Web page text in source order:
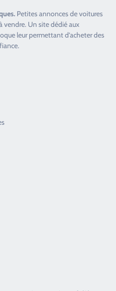
. Petites annonces devoitures
vendre. Un site dédié aux
leur permettant d’acheter des